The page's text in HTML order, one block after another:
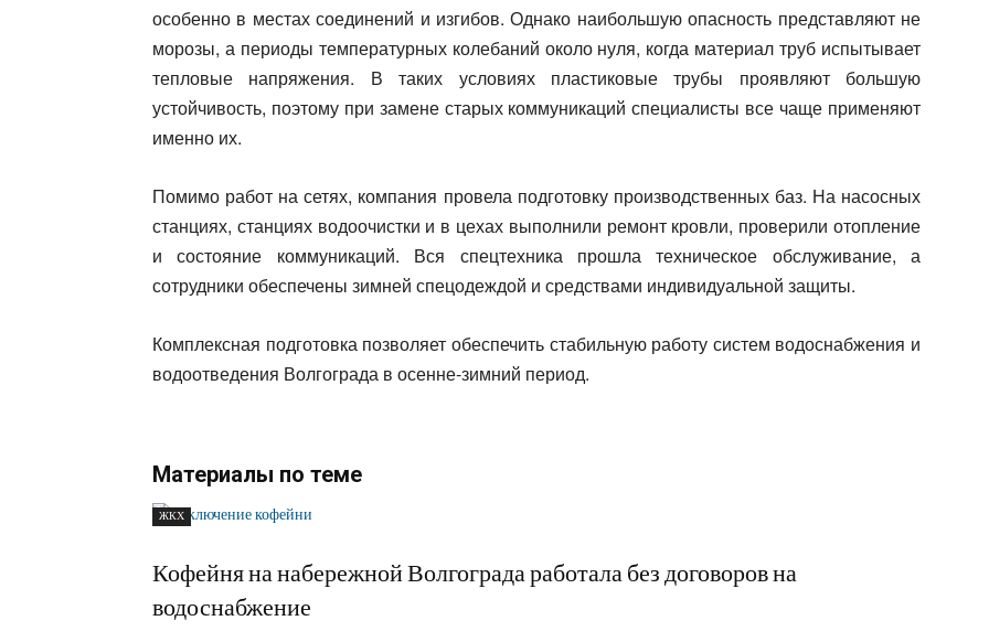
особенно в местах соединений и изгибов. Однако наибольшую опасность представляют не
морозы, а периоды температурных колебаний около нуля, когда материал труб испытывает
тепловые напряжения. В таких условиях пластиковые трубы проявляют большую
устойчивость, поэтому при замене старых коммуникаций специалисты все чаще применяют
именно их.
Помимо работ на сетях, компания провела подготовку производственных баз. На насосных
станциях, станциях водоочистки и в цехах выполнили ремонт кровли, проверили отопление
и состояние коммуникаций. Вся спецтехника прошла техническое обслуживание, а
сотрудники обеспечены зимней спецодеждой и средствами индивидуальной защиты.
Комплексная подготовка позволяет обеспечить стабильную работу систем водоснабжения и
водоотведения Волгограда в осенне-зимний период.
Материалы по теме
ЖКХ
Кофейня на набережной Волгограда работала без договоров на
водоснабжение